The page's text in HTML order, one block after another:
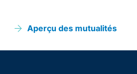
Aperçu des mutualités